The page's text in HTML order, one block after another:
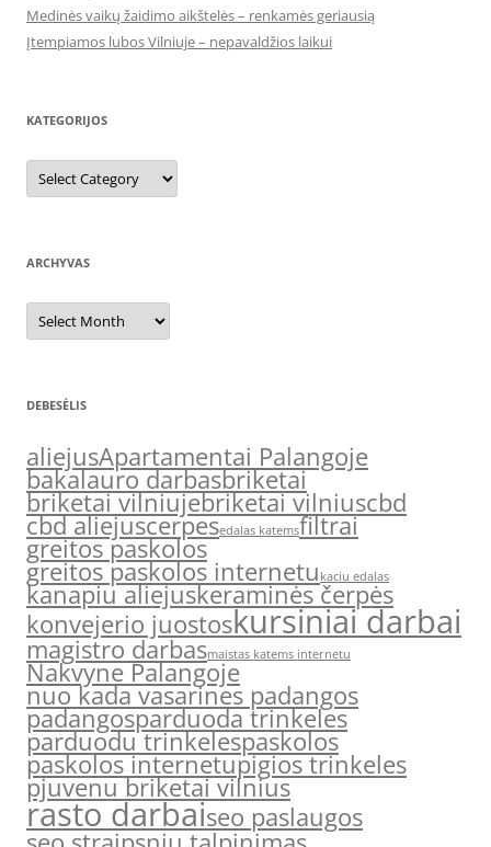
Medinės vaikų žaidimo aikštelės – renkamės geriausią
Įtempiamos lubos Vilniuje – nepavaldžios laikui
KATEGORIJOS
Kategorijos
ARCHYVAS
Archyvas
DEBESĖLIS
aliejusApartamentai Palangoje
bakalauro darbasbriketai
briketai vilniujebriketai vilniuscbd
cbd aliejuscerpesedalas katemsfiltrai
greitos paskolos
greitos paskolos internetu kaciu edalas
kanapiu aliejuskeraminės čerpės
konvejerio juostoskursiniai darbai
magistro darbasmaistas katems internetu
Nakvyne Palangoje
nuo kada vasarines padangos
padangosparduoda trinkeles
parduodu trinkelespaskolos
paskolos internetupigios trinkeles
pjuvenu briketai vilnius
rasto darbaiseo paslaugos